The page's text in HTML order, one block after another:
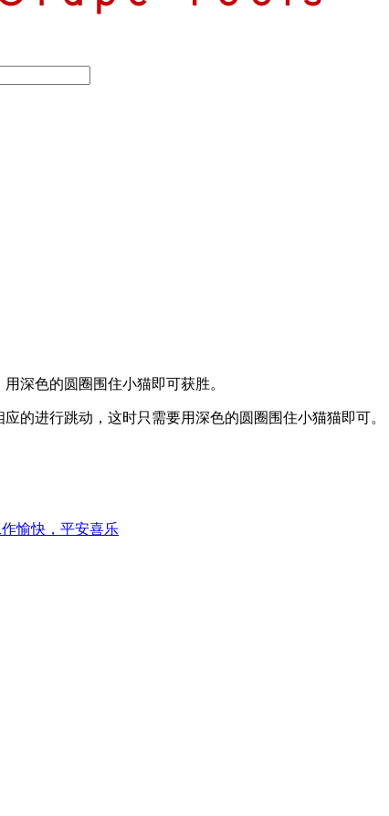
深色的圆圈围住小猫即可获胜。
的进行跳动，这时只需要用深色的圆圈围住小猫猫即可。
愉快，平安喜乐